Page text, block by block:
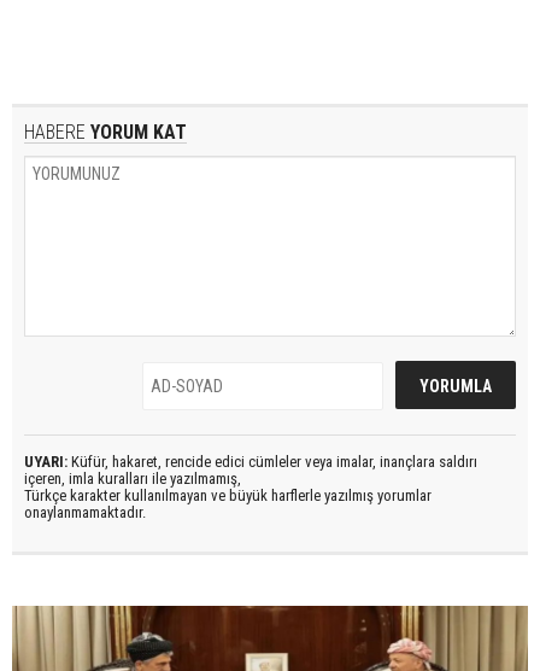
HABERE YORUM KAT
UYARI: Küfür, hakaret, rencide edici cümleler veya imalar, inançlara saldırı
içeren, imla kuralları ile yazılmamış,
Türkçe karakter kullanılmayan ve büyük harflerle yazılmış yorumlar
onaylanmamaktadır.